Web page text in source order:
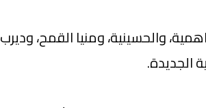
والحسينية، ومنيا القمح، وديرب
الجديدة.